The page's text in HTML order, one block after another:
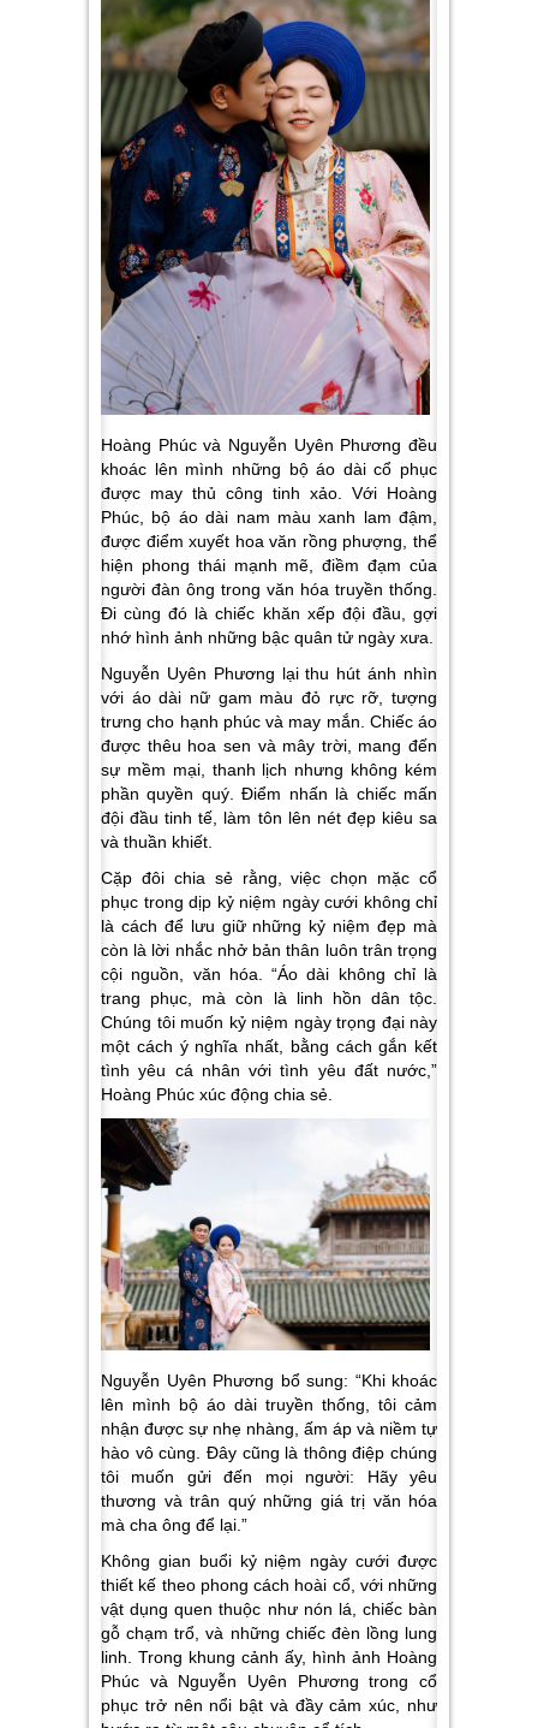
Hoàng Phúc và Nguyễn Uyên Phương đều
khoác lên mình những bộ áo dài cổ phục
được may thủ công tinh xảo. Với Hoàng
Phúc, bộ áo dài nam màu xanh lam đậm,
được điểm xuyết hoa văn rồng phượng, thể
hiện phong thái mạnh mẽ, điềm đạm của
người đàn ông trong văn hóa truyền thống.
Đi cùng đó là chiếc khăn xếp đội đầu, gợi
nhớ hình ảnh những bậc quân tử ngày xưa.
Nguyễn Uyên Phương lại thu hút ánh nhìn
với áo dài nữ gam màu đỏ rực rỡ, tượng
trưng cho hạnh phúc và may mắn. Chiếc áo
được thêu hoa sen và mây trời, mang đến
sự mềm mại, thanh lịch nhưng không kém
phần quyền quý. Điểm nhấn là chiếc mấn
đội đầu tinh tế, làm tôn lên nét đẹp kiêu sa
và thuần khiết.
Cặp đôi chia sẻ rằng, việc chọn mặc cổ
phục trong dịp kỷ niệm ngày cưới không chỉ
là cách để lưu giữ những kỷ niệm đẹp mà
còn là lời nhắc nhở bản thân luôn trân trọng
cội nguồn, văn hóa. “Áo dài không chỉ là
trang phục, mà còn là linh hồn dân tộc.
Chúng tôi muốn kỷ niệm ngày trọng đại này
một cách ý nghĩa nhất, bằng cách gắn kết
tình yêu cá nhân với tình yêu đất nước,”
Hoàng Phúc xúc động chia sẻ.
Nguyễn Uyên Phương bổ sung: “Khi khoác
lên mình bộ áo dài truyền thống, tôi cảm
nhận được sự nhẹ nhàng, ấm áp và niềm tự
hào vô cùng. Đây cũng là thông điệp chúng
tôi muốn gửi đến mọi người: Hãy yêu
thương và trân quý những giá trị văn hóa
mà cha ông để lại.”
Không gian buổi kỷ niệm ngày cưới được
thiết kế theo phong cách hoài cổ, với những
vật dụng quen thuộc như nón lá, chiếc bàn
gỗ chạm trổ, và những chiếc đèn lồng lung
linh. Trong khung cảnh ấy, hình ảnh Hoàng
Phúc và Nguyễn Uyên Phương trong cổ
phục trở nên nổi bật và đầy cảm xúc, như